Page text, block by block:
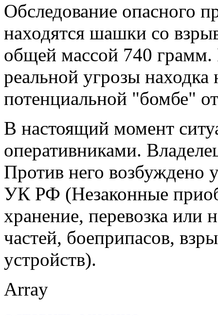
Обследование опасного
находятся шашки со
общей массой 740 грамм.
реальной угрозы находка
потенциальной "бомбе"
В настоящий момент
оперативниками.
Против него возбуждено
УК РФ (Незаконные
хранение, перевозка
частей, боеприпасов,
устройств).
Array